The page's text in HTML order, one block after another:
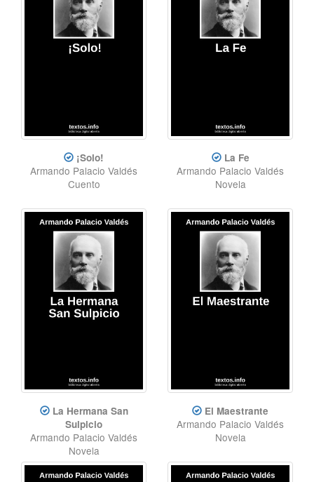
¡Solo!
Armando Palacio Valdés
Cuento
La Fe
Armando Palacio Valdés
Novela
La Hermana San
Sulpicio
Armando Palacio Valdés
Novela
El Maestrante
Armando Palacio Valdés
Novela